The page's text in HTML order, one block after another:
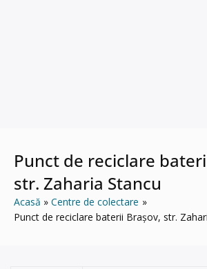
Punct de reciclare
str. Zaharia Stancu
Acasă
Centre de colectare
Punct de reciclare baterii Brașov, str.